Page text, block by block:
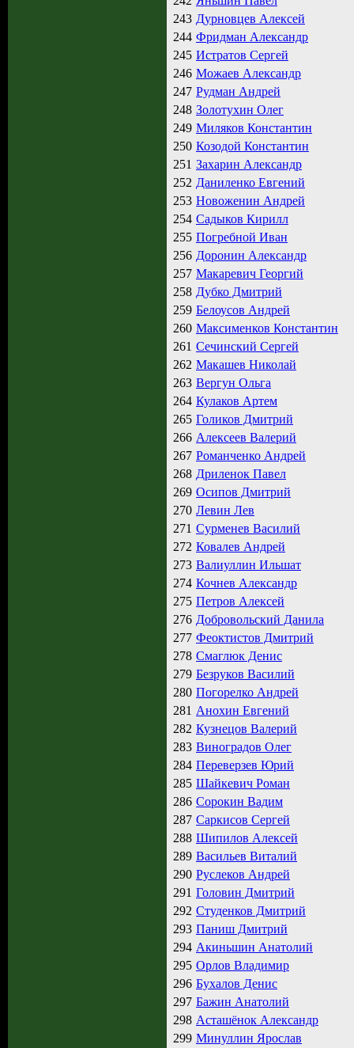
243 Дурновцев Алексей
244 Фридман Александр
245 Истратов Сергей
246 Можаев Александр
247 Рудман Андрей
248 Золотухин Олег
249 Миляков Константин
250 Козодой Константин
251 Захарин Александр
252 Даниленко Евгений
253 Новоженин Андрей
254 Садыков Кирилл
255 Погребной Иван
256 Доронин Александр
257 Макаревич Георгий
258 Дубко Дмитрий
259 Белоусов Андрей
260 Максименков Константин
261 Сечинский Сергей
262 Макашев Николай
263 Вергун Ольга
264 Кулаков Артем
265 Голиков Дмитрий
266 Алексеев Валерий
267 Романченко Андрей
268 Дриленок Павел
269 Осипов Дмитрий
270 Левин Лев
271 Сурменев Василий
272 Ковалев Андрей
273 Валиуллин Ильшат
274 Кочнев Александр
275 Петров Алексей
276 Добровольский Данила
277 Феоктистов Дмитрий
278 Смаглюк Денис
279 Безруков Василий
280 Погорелко Андрей
281 Анохин Евгений
282 Кузнецов Валерий
283 Виноградов Олег
284 Переверзев Юрий
285 Шайкевич Роман
286 Сорокин Вадим
287 Саркисов Сергей
288 Шипилов Алексей
289 Васильев Виталий
290 Руслеков Андрей
291 Головин Дмитрий
292 Студенков Дмитрий
293 Паниш Дмитрий
294 Акиньшин Анатолий
295 Орлов Владимир
296 Бухалов Денис
297 Бажин Анатолий
298 Асташёнок Александр
299 Минуллин Ярослав